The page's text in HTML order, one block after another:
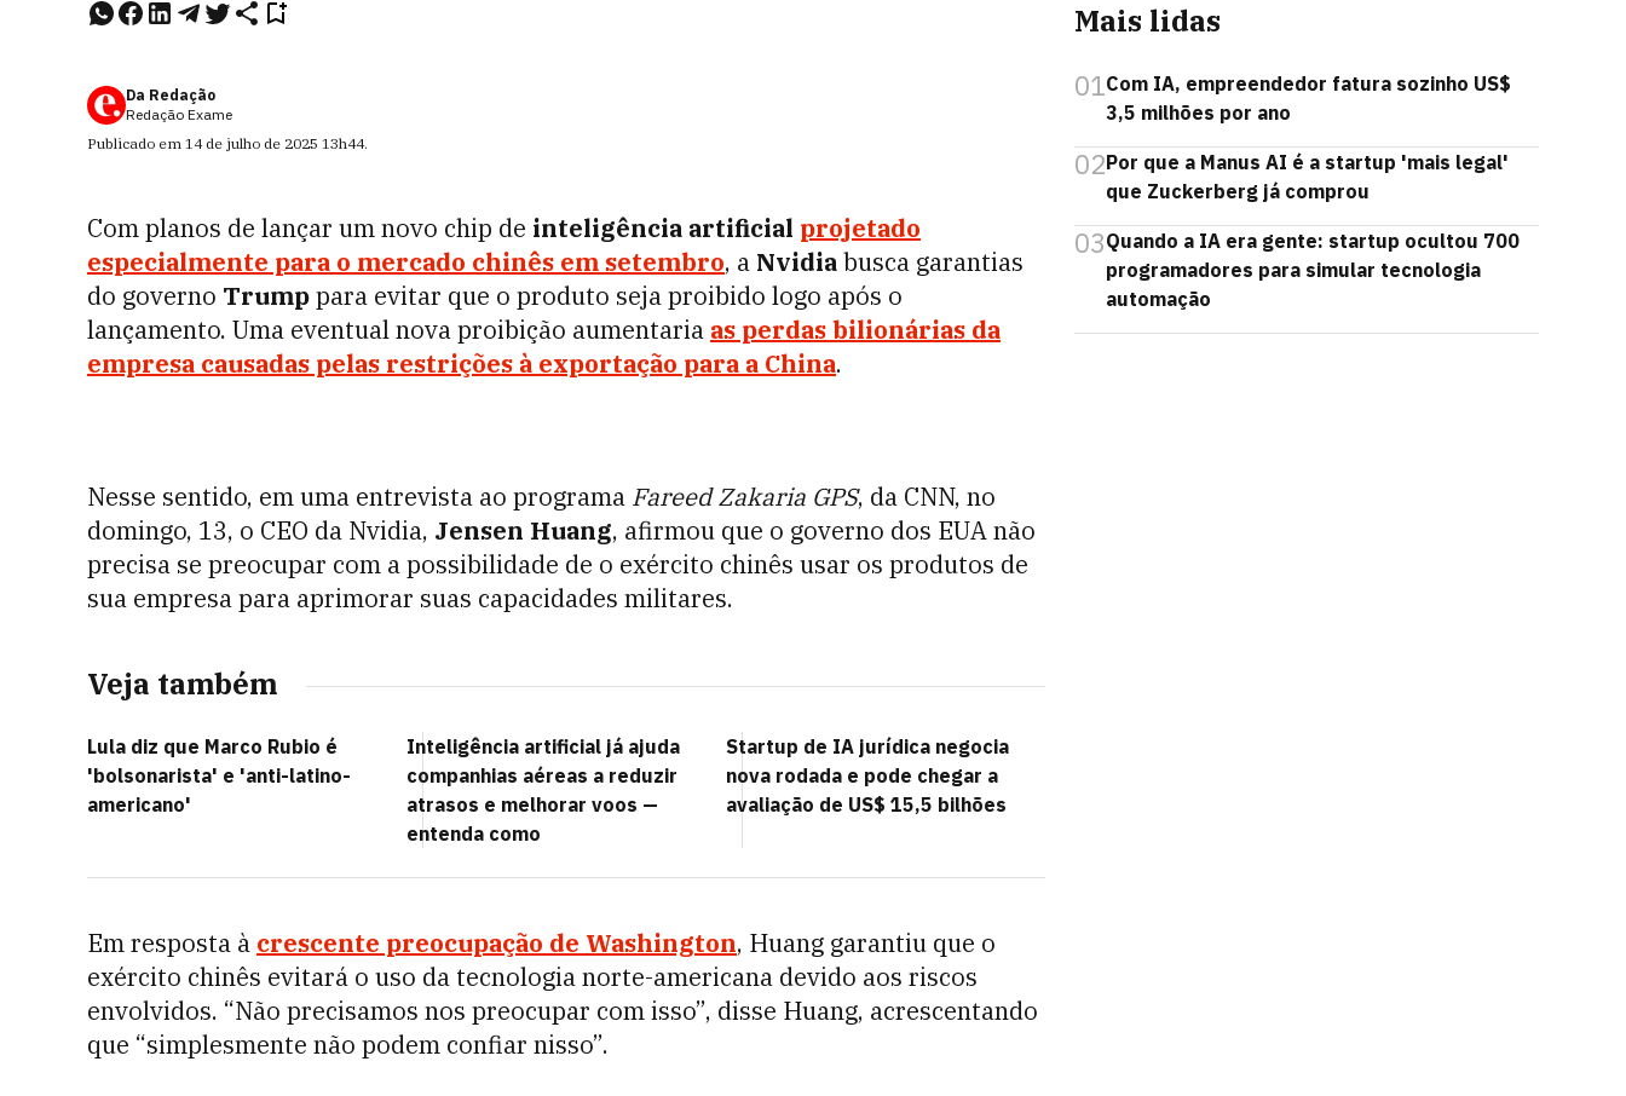
Da Redação
Redação Exame
Publicado em 14 de julho de 2025 13h44.
Com planos de lançar um novo chip de inteligência artificial projetado
especialmente para o mercado chinês em setembro, a Nvidiabusca garantias
do governo Trumppara evitar que o produto seja proibido logo após o
lançamento. Uma eventual nova proibição aumentaria as perdas bilionárias da
empresa causadas pelas restrições à exportação para a China.
Nesse sentido, em uma entrevista ao programa Fareed Zakaria GPS, da CNN, no
domingo, 13, o CEO da Nvidia, Jensen Huang, afirmou que o governo dos EUA não
precisa se preocupar com a possibilidade de o exército chinês usar os produtos de
sua empresa para aprimorar suas capacidades militares.
Veja também
Lula diz que Marco Rubio é
'bolsonarista' e 'anti-latino-
americano'
Inteligência artificial já ajuda
companhias aéreas a reduzir
atrasos e melhorar voos —
entenda como
Startup de IA jurídica negocia
nova rodada e pode chegar a
avaliação de US$ 15,5 bilhões
Em resposta à crescente preocupação de Washington, Huang garantiu que o
exército chinês evitará o uso da tecnologia norte-americana devido aos riscos
envolvidos. “Não precisamos nos preocupar com isso”, disse Huang, acrescentando
que “simplesmente não podem confiar nisso”.
Mais lidas
01Com IA, empreendedor fatura sozinho US$
3,5 milhões por ano
02Por que a Manus AI é a startup 'mais legal'
que Zuckerberg já comprou
03Quando a IA era gente: startup ocultou 700
programadores para simular tecnologia
automação